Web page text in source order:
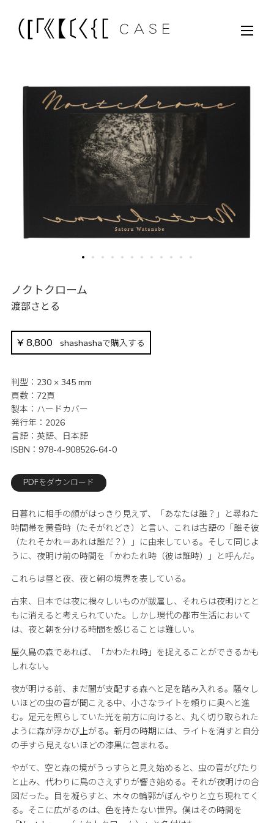
ノクトクローム
渡部さとる
¥ 8,800 shashashaで購入する
判型
230 × 345 mm
頁数
72頁
製本
ハードカバー
発行年
2026
言語
英語、日本語
ISBN
978-4-908526-64-0
PDFをダウンロード
日暮れに相手の顔がはっきり見えず、「あなたは誰？」と尋ねた
時間帯を黄昏時（たそがれどき）と言い、これは古語の「誰そ彼
（たれそかれ＝あれは誰だ？）」に由来している。そして同じよ
うに、夜明け前の時間を「かわたれ時（彼は誰時）」と呼んだ。
これらは昼と夜、夜と朝の境界を表している。
古来、日本では夜に禍々しいものが跋扈し、それらは夜明けとと
もに消えると考えられていた。しかし現代の都市生活において
は、夜と朝を分ける時間を感じることは難しい。
屋久島の森であれば、「かわたれ時」を捉えることができるかも
しれない。
夜が明ける前、まだ闇が支配する森へと足を踏み入れる。騒々し
いほどの虫の音が聞こえる中、小さなライトを頼りに奥へと進
む。足元を照らしていた光を前方に向けると、丸く切り取られた
ように森が浮かび上がる。新月の時期には、ライトを消すと自分
の手すら見えないほどの漆黒に包まれる。
やがて、空と森の境がうっすらと見え始めると、虫の音がぴたり
と止み、代わりに鳥のさえずりが響き始める。それが夜明けの合
図だった。目を凝らすと、木々の輪郭がぼんやりと立ち現れてく
る。そこに広がるのは、色を持たない世界。僕はその時間を